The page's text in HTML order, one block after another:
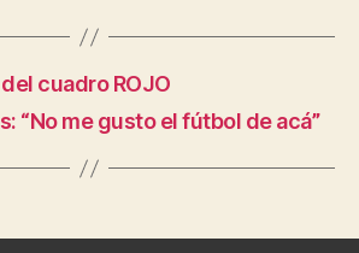
cuadro ROJO
“No me gusto el fútbol de acá”